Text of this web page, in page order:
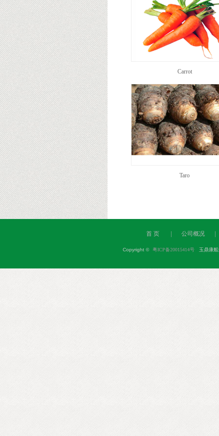
Carrot
Taro
首 页 公司概况
Copyright©粤ICP备20015414号 玉鼎康